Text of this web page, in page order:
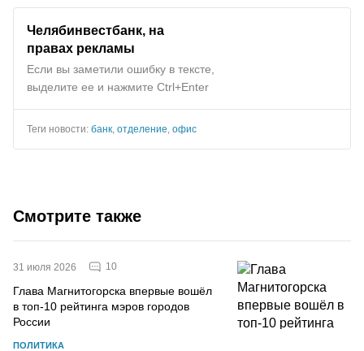
Челябинвестбанк, на
правах рекламы
Если вы заметили ошибку в тексте,
выделите ее и нажмите Ctrl+Enter
Теги новости: банк отделение офис
Смотрите также
31 июля 2026 10
Глава Магнитогорска впервые вошёл
в топ-10 рейтинга мэров городов
России
ПОЛИТИКА